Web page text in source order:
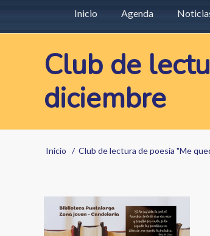
Main
navigation
Inicio Agenda
Club de
diciembre
Sobrescribir
de
ayuda
Inicio Club de lectura de poesía "Me
Image